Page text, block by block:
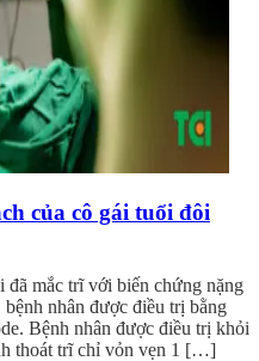
của cô gái tuổi đôi
đã mắc trĩ với biến chứng nặng
nhân được điều trị bằng
Bệnh nhân được điều trị khỏi
thoát trĩ chỉ vỏn vẹn 1 […]